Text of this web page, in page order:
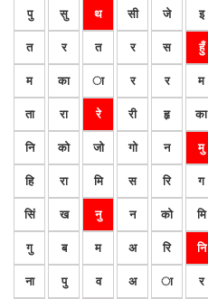
पु सु थ सी जे इ
त र त र स हुँ
म का ा र र म
ता रा रे री हृ का
नि को जो गो न मु
हि रा मि स रि ग
सिं ख नु न को मि
गु ब म अ रि नि
ना पु व अ ा र